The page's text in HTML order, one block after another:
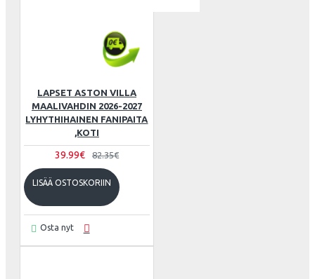
LAPSET ASTON VILLA
MAALIVAHDIN 2026-2027
LYHYTHIHAINEN FANIPAITA
,KOTI
39.99€ 82.35€
LISÄÄ OSTOSKORIIN
Osta nyt